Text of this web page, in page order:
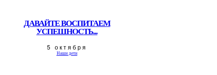
ДАВАЙТЕ ВОСПИТАЕМ
УСПЕШНОСТЬ...
5 октября
Наши дети